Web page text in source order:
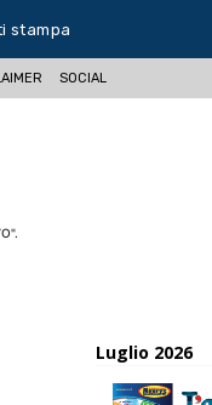
stampa
SOCIAL
Luglio 2026